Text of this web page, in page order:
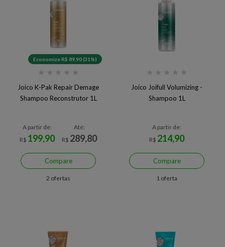
Economize R$ 89,90 (31%)
★ ★ ★ ★ ★
Joico K-Pak Repair Demage
Shampoo Reconstrutor 1L
A partir de:
R$ 199,90
Até:
R$ 289,80
Compare
2 ofertas
★ ★ ★ ★ ★
Joico Joifull Volumizing -
Shampoo 1L
A partir de:
R$ 214,90
Compare
1 oferta